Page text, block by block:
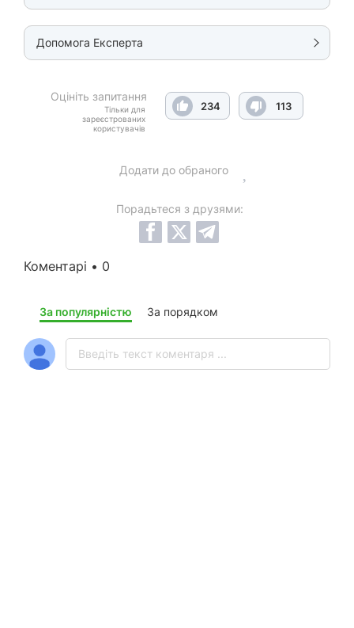
Допомога Експерта
Оцініть запитання
Тільки для
зареєстрованих
користувачів
234 113
Додати до обраного
Порадьтеся з друзями:
Коментарі • 0
За популярністю За порядком